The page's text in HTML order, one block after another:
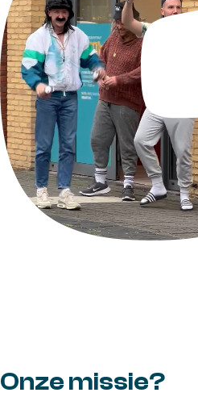
Onze missie?